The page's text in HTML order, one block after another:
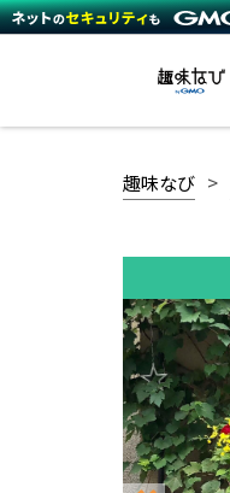
趣味なび